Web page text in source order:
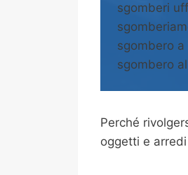
sgomberi
sgombero a
sgombero
Perché
oggetti e